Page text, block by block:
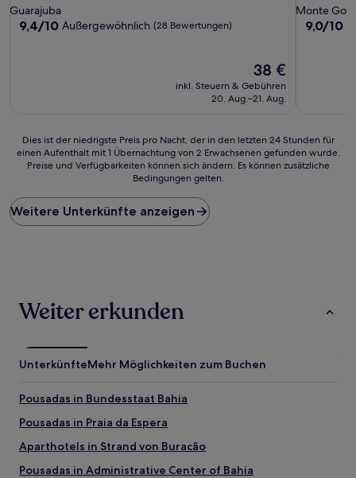
Sterne-
Unterkunft
Guarajuba
9.4
9,4/10 Außergewöhnlich (28 Bewertungen)
Der
Preis
beträgt
38 €
inkl. Steuern & Gebühren
20. Aug.–21. Aug.
Sterne-
Monte
9.0
9,0/10
Dies
ist
Preis
pro
Nacht,
für
1 Übernachtung
2 Erwachsenen
wurde.
Preise
und
Verfügbarkeiten
Dies ist der niedrigste Preis pro Nacht, der in den letzten 24 Stunden für
einen Aufenthalt mit 1 Übernachtung von 2 Erwachsenen gefunden wurde.
Preise und Verfügbarkeiten können sich ändern. Es können zusätzliche
Bedingungen gelten.
Weitere Unterkünfte anzeigen
Weiter erkunden
UnterkünfteMehr Möglichkeiten zum Buchen
Pousadas in Bundesstaat Bahia
Pousadas in Praia da Espera
Aparthotels in Strand von Buracão
Pousadas in Administrative Center of Bahia